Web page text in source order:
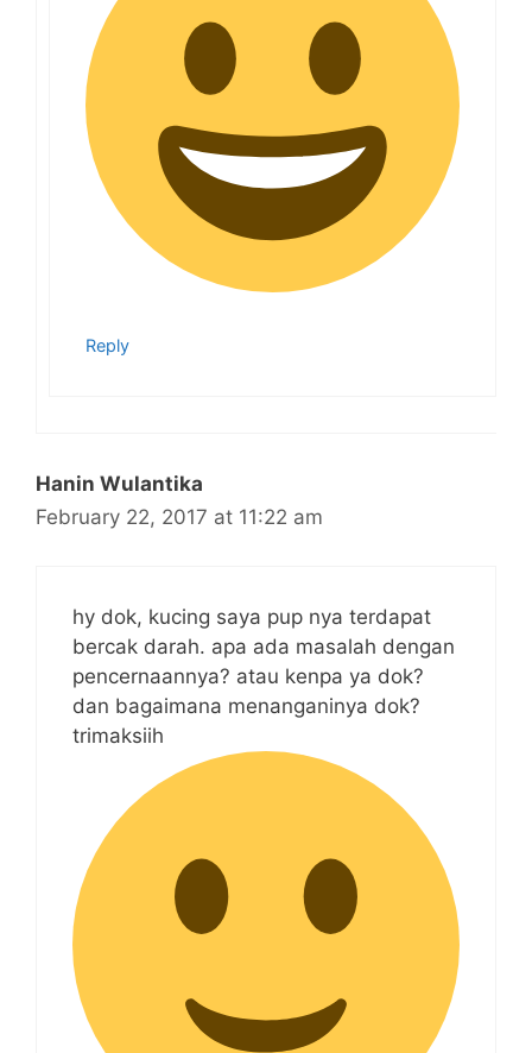
Reply
Hanin Wulantika
February 22, 2017 at 11:22 am
hy dok, kucing saya pup nya terdapat
bercak darah. apa ada masalah dengan
pencernaannya? atau kenpa ya dok?
dan bagaimana menanganinya dok?
trimaksiih